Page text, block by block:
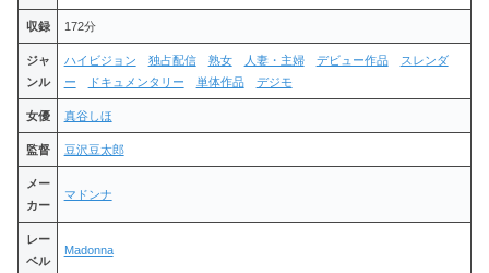
収録 172分
ジャ
ンル
ハイビジョン 独占配信 熟女 人妻・主婦 デビュー作品
スレンダ
ー
ドキュメンタリー 単体作品 デジモ
女優 真谷しほ
監督 豆沢豆太郎
メー
カー
マドンナ
レー
ベル
Madonna